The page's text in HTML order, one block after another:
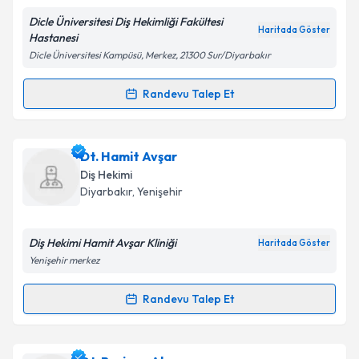
Kişisel verilerimin işlenmesine ilişkinAydınlatma
'ni okudum ve kişisel verilerimin belirtilen
kapsamda işlenmesini kabul ediyorum.
Takvim Talebini Gönder
Dicle Üniversitesi Diş Hekimliği Fakültesi
Hastanesi
Haritada Göster
Dicle Üniversitesi Kampüsü, Merkez, 21300 Sur/Diyarbakır
Randevu Talep Et
Randevu Takvimi Talebi
Dr. Öğr. Üyesi Kamil Serkan Ağaçayak
takvimi talebi oluşturun. Size bu uzmandan randevu
almanız için bir takvim hazırlandığında e-posta ile
bilgilendireceğiz.
Kişisel verilerimin işlenmesine ilişkinAydınlatma
kapsamda işlenmesini kabul ediyorum.
Dt. Hamit Avşar
Diş Hekimi
Diyarbakır, Yenişehir
Diş Hekimi Hamit Avşar Kliniği Haritada Göster
Yenişehir merkez
Randevu Talep Et
Randevu Takvimi Talebi